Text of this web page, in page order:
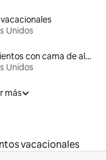
Unidos
Alojamientos con cama de altura accesible
Unidos
más
vacacionales